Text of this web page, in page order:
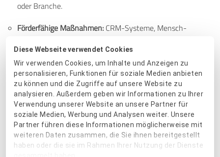
Diese Webseite verwendet Cookies
Wir verwenden Cookies, um Inhalte und Anzeigen zu
personalisieren, Funktionen für soziale Medien anbieten
zu können und die Zugriffe auf unsere Website zu
analysieren. Außerdem geben wir Informationen zu Ihrer
Verwendung unserer Website an unsere Partner für
soziale Medien, Werbung und Analysen weiter. Unsere
Partner führen diese Informationen möglicherweise mit
weiteren Daten zusammen, die Sie ihnen bereitgestellt
haben oder die sie im Rahmen Ihrer Nutzung der Dienste
oder Branche.
Förderfähige Maßnahmen: CRM-Systeme, Mensch-
innovative Vorhaben zur Verbesserung von Produkten und
Dienstleistungen.
Vorteile:
Niedrige Zinssätze und flexible Tilgungsoptionen
Kombinierbarkeit mit anderen Förderprogrammen